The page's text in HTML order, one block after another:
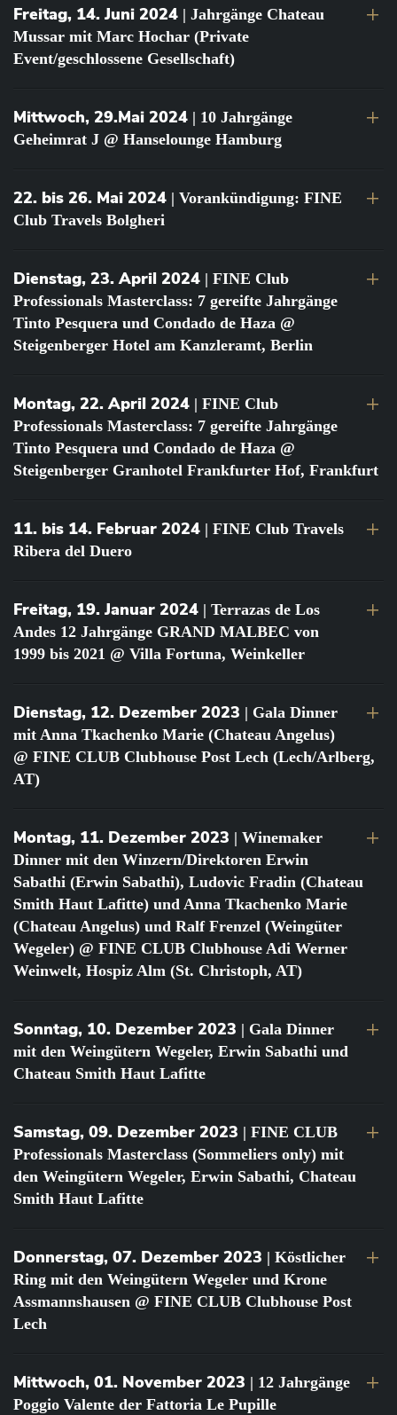
Freitag, 14. Juni 2024 | Jahrgänge Chateau
Mussar mit Marc Hochar (Private
Event/geschlossene Gesellschaft)
Mittwoch, 29.Mai 2024 | 10 Jahrgänge
Geheimrat J @ Hanselounge Hamburg
22. bis 26. Mai 2024 | Vorankündigung: FINE
Club Travels Bolgheri
Dienstag, 23. April 2024 | FINE Club
Professionals Masterclass: 7 gereifte Jahrgänge
Tinto Pesquera und Condado de Haza @
Steigenberger Hotel am Kanzleramt, Berlin
Montag, 22. April 2024 | FINE Club
Professionals Masterclass: 7 gereifte Jahrgänge
Tinto Pesquera und Condado de Haza @
Steigenberger Granhotel Frankfurter Hof, Frankfurt
11. bis 14. Februar 2024 | FINE Club Travels
Ribera del Duero
Freitag, 19. Januar 2024 | Terrazas de Los
Andes 12 Jahrgänge GRAND MALBEC von
1999 bis 2021 @ Villa Fortuna, Weinkeller
Dienstag, 12. Dezember 2023 | Gala Dinner
mit Anna Tkachenko Marie (Chateau Angelus)
@ FINE CLUB Clubhouse Post Lech (Lech/Arlberg,
AT)
Montag, 11. Dezember 2023 | Winemaker
Dinner mit den Winzern/Direktoren Erwin
Sabathi (Erwin Sabathi), Ludovic Fradin (Chateau
Smith Haut Lafitte) und Anna Tkachenko Marie
(Chateau Angelus) und Ralf Frenzel (Weingüter
Wegeler) @ FINE CLUB Clubhouse Adi Werner
Weinwelt, Hospiz Alm (St. Christoph, AT)
Sonntag, 10. Dezember 2023 | Gala Dinner
mit den Weingütern Wegeler, Erwin Sabathi und
Chateau Smith Haut Lafitte
Samstag, 09. Dezember 2023 | FINE CLUB
Professionals Masterclass (Sommeliers only) mit
den Weingütern Wegeler, Erwin Sabathi, Chateau
Smith Haut Lafitte
Donnerstag, 07. Dezember 2023 | Köstlicher
Ring mit den Weingütern Wegeler und Krone
Assmannshausen @ FINE CLUB Clubhouse Post
Lech
Mittwoch, 01. November 2023 | 12 Jahrgänge
Poggio Valente der Fattoria Le Pupille